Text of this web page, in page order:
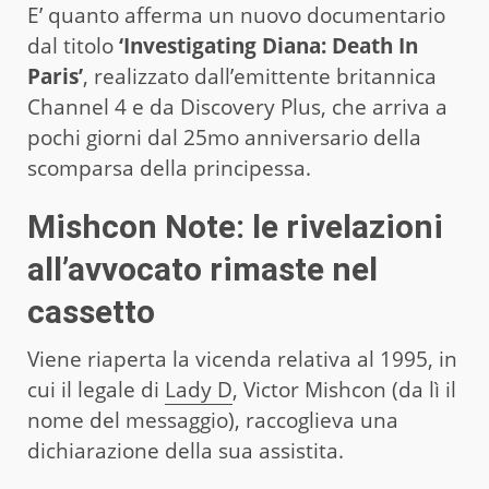
E’ quanto afferma un nuovo documentario
dal titolo‘Investigating Diana: Death In
Paris’, realizzato dall’emittente britannica
Channel 4 e da Discovery Plus, che arriva a
pochi giorni dal 25mo anniversario della
scomparsa della principessa.
Mishcon Note: le rivelazioni
all’avvocato rimaste nel
cassetto
Viene riaperta la vicenda relativa al 1995, in
cui il legale di Lady D, Victor Mishcon (da lì il
nome del messaggio), raccoglieva una
dichiarazione della sua assistita.